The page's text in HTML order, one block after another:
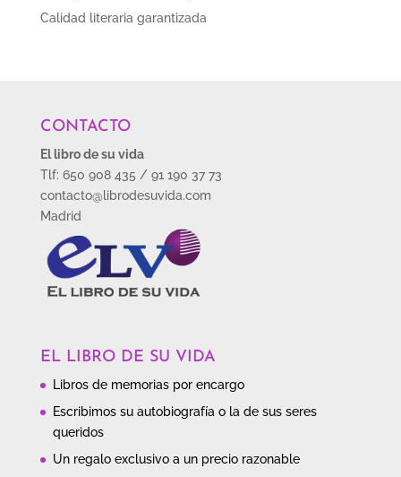
Calidad literaria garantizada
CONTACTO
El libro de su vida
Tlf: 650 908 435 / 91 190 37 73
contacto@librodesuvida.com
Madrid
EL LIBRO DE SU VIDA
Libros de memorias por encargo
Escribimos su autobiografía o la de sus seres
queridos
Un regalo exclusivo a un precio razonable